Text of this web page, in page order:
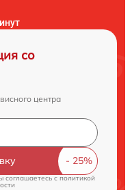
со
центра
соглашаетесь cполитикой